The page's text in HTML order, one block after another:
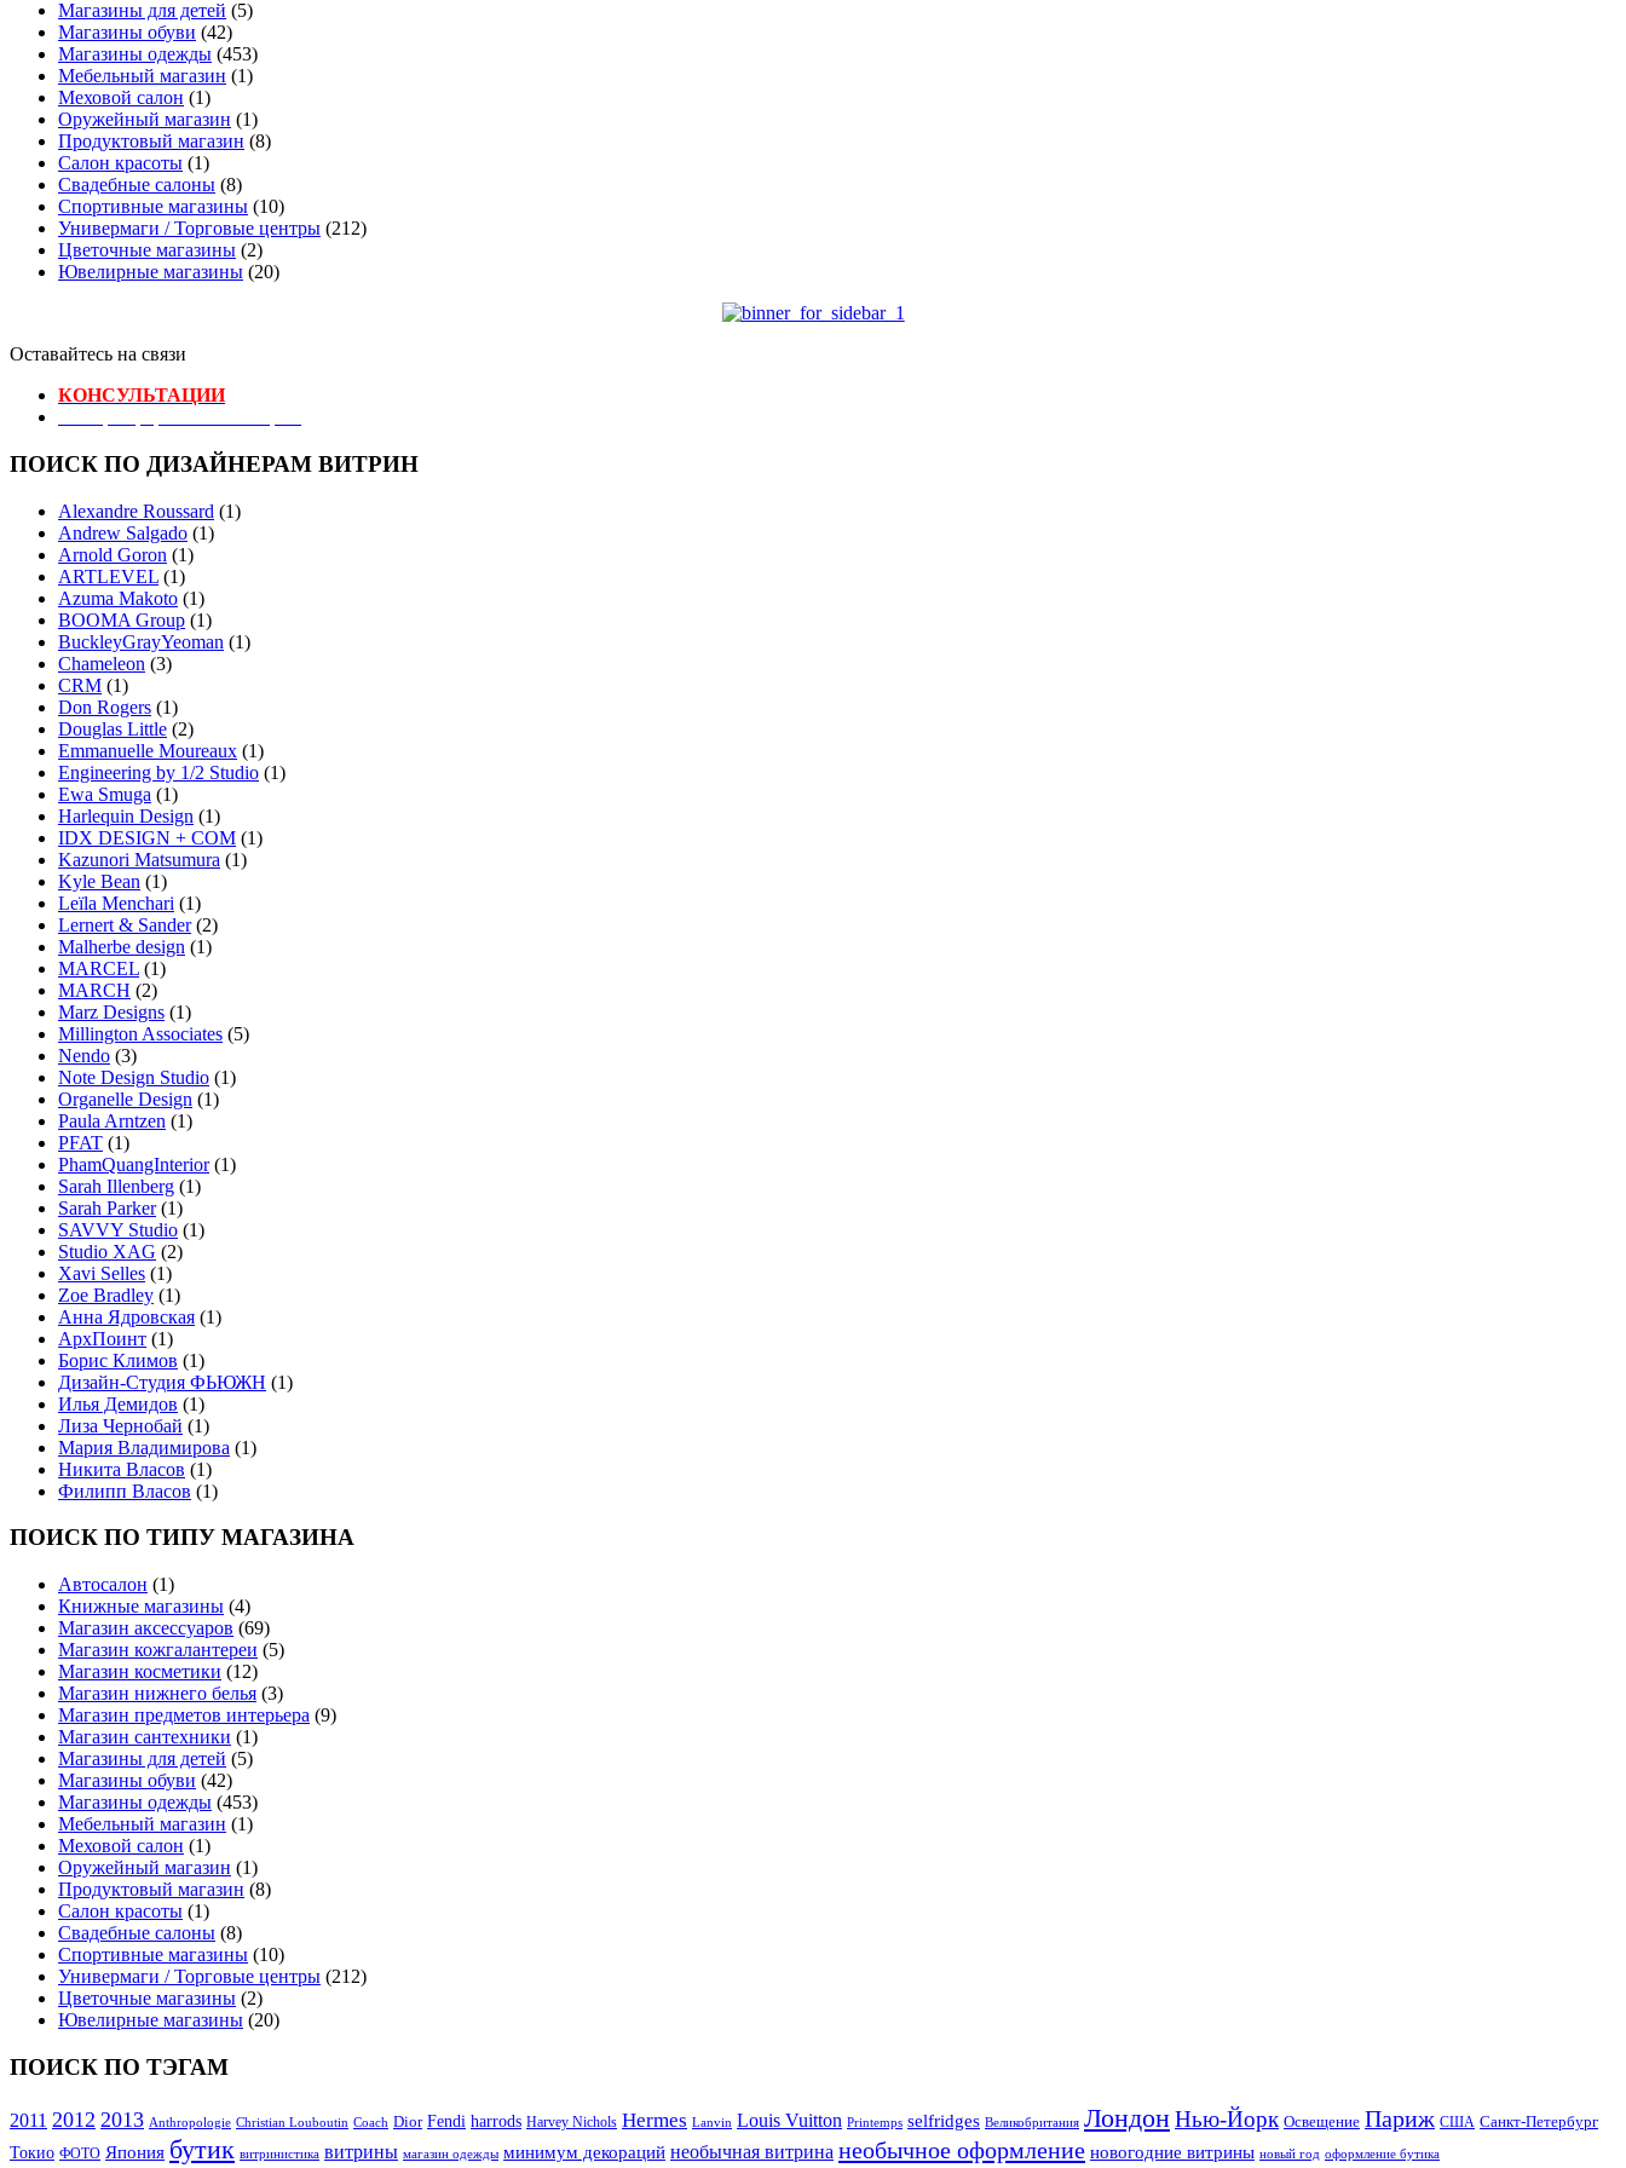
Магазины для детей (5)
Магазины обуви (42)
Магазины одежды (453)
Мебельный магазин (1)
Меховой салон (1)
Оружейный магазин (1)
Продуктовый магазин (8)
Салон красоты (1)
Свадебные салоны (8)
Спортивные магазины (10)
Универмаги / Торговые центры (212)
Цветочные магазины (2)
Ювелирные магазины (20)
Оставайтесь на связи
КОНСУЛЬТАЦИИ
ПОИСК ПО ДИЗАЙНЕРАМ ВИТРИН
Alexandre Roussard (1)
Andrew Salgado (1)
Arnold Goron (1)
ARTLEVEL (1)
Azuma Makoto (1)
BOOMA Group (1)
BuckleyGrayYeoman (1)
Chameleon (3)
CRM (1)
Don Rogers (1)
Douglas Little (2)
Emmanuelle Moureaux (1)
Engineering by 1/2 Studio (1)
Ewa Smuga (1)
Harlequin Design (1)
IDX DESIGN + COM (1)
Kazunori Matsumura (1)
Kyle Bean (1)
Leïla Menchari (1)
Lernert & Sander(2)
Malherbe design (1)
MARCEL (1)
MARCH (2)
Marz Designs (1)
Millington Associates (5)
Nendo (3)
Note Design Studio (1)
Organelle Design (1)
Paula Arntzen (1)
PFAT (1)
PhamQuangInterior(1)
Sarah Illenberg (1)
Sarah Parker(1)
SAVVY Studio (1)
Studio XAG (2)
Xavi Selles (1)
Zoe Bradley (1)
Анна Ядровская (1)
АрхПоинт (1)
Борис Климов (1)
Дизайн-Студия ФЬЮЖН (1)
Илья Демидов (1)
Лиза Чернобай (1)
Мария Владимирова (1)
Никита Власов (1)
Филипп Власов (1)
ПОИСК ПО ТИПУ МАГАЗИНА
Автосалон (1)
Книжные магазины (4)
Магазин аксессуаров (69)
Магазин кожгалантереи (5)
Магазин косметики (12)
Магазин нижнего белья (3)
Магазин предметов интерьера (9)
Магазин сантехники (1)
Магазины для детей (5)
Магазины обуви (42)
Магазины одежды (453)
Мебельный магазин (1)
Меховой салон (1)
Оружейный магазин (1)
Продуктовый магазин (8)
Салон красоты (1)
Свадебные салоны (8)
Спортивные магазины (10)
Универмаги / Торговые центры (212)
Цветочные магазины (2)
Ювелирные магазины (20)
ПОИСК ПО ТЭГАМ
2011 2012 2013 Anthropologie Christian Louboutin Coach Dior Fendi harrods Harvey Nichols Hermes Lanvin Louis Vuitton Printemps selfridges Великобритания ЛондонНью-Йорк Освещение Париж США Санкт-Петербург
Токио ФОТО Япония бутик витринистика витрины магазин одежды минимум декораций необычная витрина необычное оформление новогодние витрины новый год оформление бутика